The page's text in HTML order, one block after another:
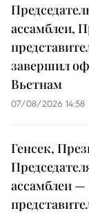
ассамблеи,
завершил
Вьетнам
07/08/2026 14:58
Генсек,
ассамблеи